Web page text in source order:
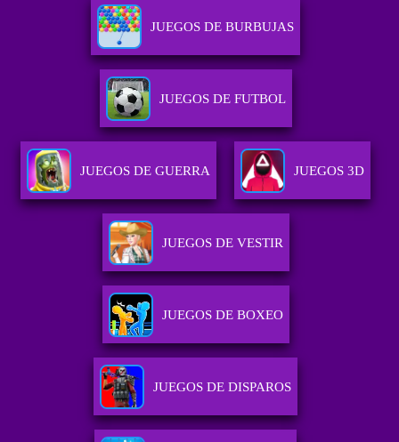
JUEGOS DE BURBUJAS
JUEGOS DE FUTBOL
JUEGOS DE GUERRA JUEGOS 3D
JUEGOS DE VESTIR
JUEGOS DE BOXEO
JUEGOS DE DISPAROS